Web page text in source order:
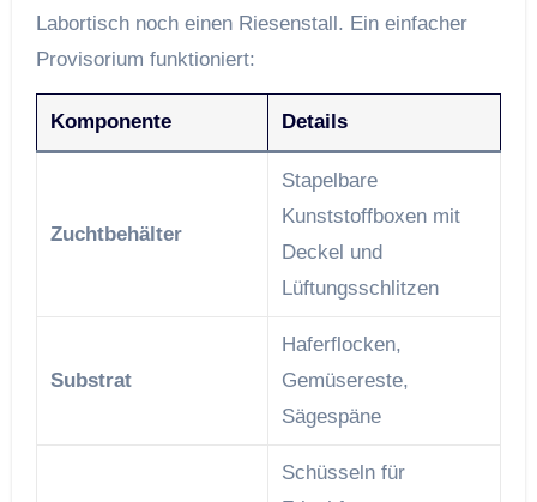
Labortisch noch einen Riesenstall. Ein einfacher
Provisorium funktioniert:
Komponente Details
Zuchtbehälter
Stapelbare
Kunststoffboxen mit
Deckel und
Lüftungsschlitzen
Substrat
Haferflocken,
Gemüse­reste,
Sägespäne
Schüsseln für